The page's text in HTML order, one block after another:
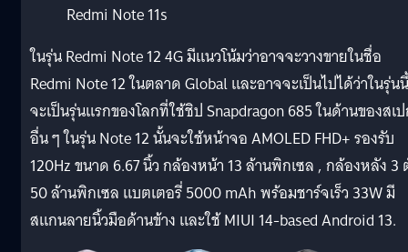
Redmi Note 11s
ในรุ่น Redmi Note 12 4G มีแนวโน้มว่าอาจจะวางขายในชื่อ
Redmi Note 12 ในตลาด Global และอาจจะเป็นไปได้ว่าในรุ่นนี้
จะเป็นรุ่นแรกของโลกที่ใช้ชิป Snapdragon 685 ในด้านของสเ
อื่น ๆ ในรุ่น Note 12 นั้นจะใช้หน้าจอ AMOLED FHD+ รองรับ
120Hz ขนาด 6.67 นิ้ว กล้องหน้า 13 ล้านพิกเซล , กล้องหลัง 3
50 ล้านพิกเซล แบตเตอรี่ 5000 mAh พร้อมชาร์จเร็ว 33W มี
สแกนลายนิ้วมือด้านข้าง และใช้ MIUI 14-based Android 13.